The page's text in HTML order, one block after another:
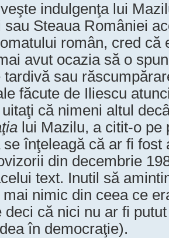
indulgenţa lui
sau Steaua României
român, cred că
avut ocazia să o
sau
făcute de Iliescu
că nimeni altul
lui Mazilu, a citit-o
înţeleagă că ar fi fost
din decembrie
text. Inutil să
nimic din ceea ce
deci că nici nu ar fi
în democraţie).